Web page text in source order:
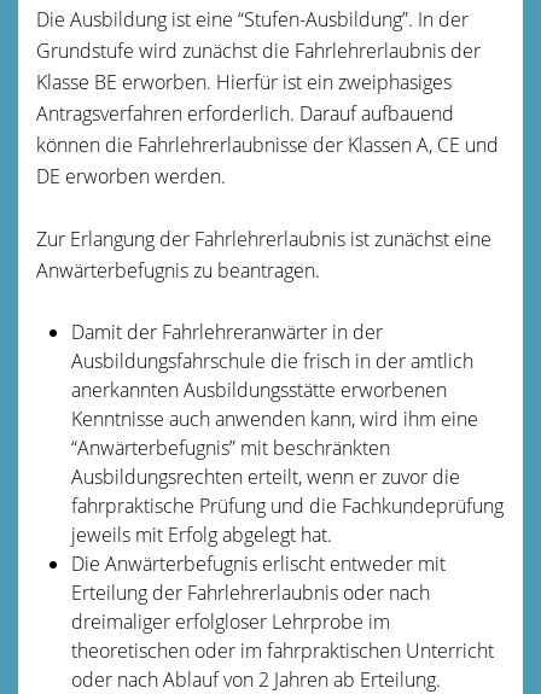
Die Ausbildung ist eine “Stufen-Ausbildung”. In der
Grundstufe wird zunächst die Fahrlehrerlaubnis der
Klasse BE erworben. Hierfür ist ein zweiphasiges
Antragsverfahren erforderlich. Darauf aufbauend
können die Fahrlehrerlaubnisse der Klassen A, CE und
DE erworben werden.
Zur Erlangung der Fahrlehrerlaubnis ist zunächst eine
Anwärterbefugnis zu beantragen.
Damit der Fahrlehreranwärter in der
Ausbildungsfahrschule die frisch in der amtlich
anerkannten Ausbildungsstätte erworbenen
Kenntnisse auch anwenden kann, wird ihm eine
“Anwärterbefugnis” mit beschränkten
Ausbildungsrechten erteilt, wenn er zuvor die
fahrpraktische Prüfung und die Fachkundeprüfung
jeweils mit Erfolg abgelegt hat.
Die Anwärterbefugnis erlischt entweder mit
Erteilung der Fahrlehrerlaubnis oder nach
dreimaliger erfolgloser Lehrprobe im
theoretischen oder im fahrpraktischen Unterricht
oder nach Ablauf von 2 Jahren ab Erteilung.